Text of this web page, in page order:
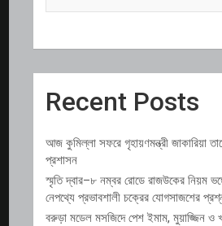
Recent Posts
আজ কুমিল্লা সফরে গৃহায়ণমন্ত্রী জাকারিয়া
প্রশাসন
স্মৃতি দ্বার–৮ নম্বর রোডে রাজউকের নিয়ম
নেপথ্যে প্রভাবশালী চক্রের যোগসাজশের
বরুড়া মডেল মসজিদে পেশ ইমাম, মুয়াজ্জিন ও